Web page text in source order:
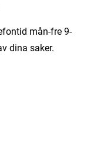
mån-fre 9-
dina saker.